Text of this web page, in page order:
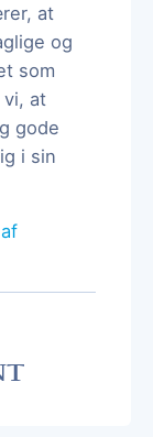
at
og
som
at
gode
i sin